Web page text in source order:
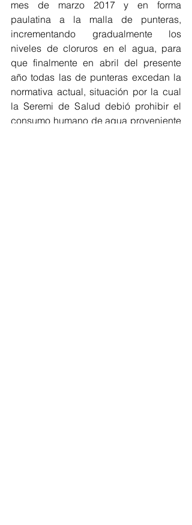
mes de marzo 2017 y en forma
paulatina a la malla de punteras,
incrementando gradualmente los
niveles de cloruros en el agua, para
que finalmente en abril del presente
año todas las de punteras excedan la
normativa actual, situación por la cual
la Seremi de Salud debió prohibir el
consumo humano de agua proveniente